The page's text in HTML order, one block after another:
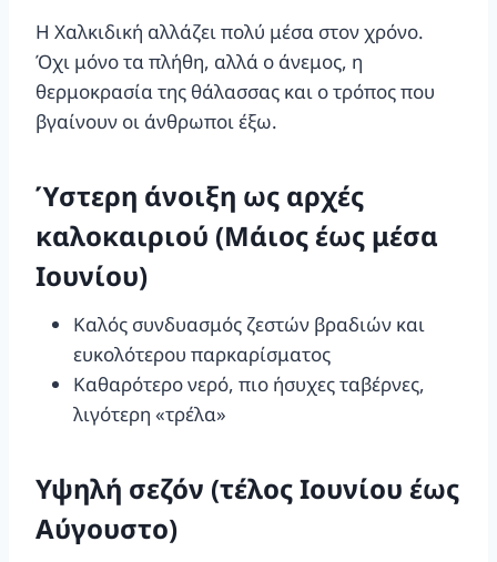
Η Χαλκιδική αλλάζει πολύ μέσα στον χρόνο.
Όχι μόνο τα πλήθη, αλλά ο άνεμος, η
θερμοκρασία της θάλασσας και ο τρόπος που
βγαίνουν οι άνθρωποι έξω.
Ύστερη άνοιξη ως αρχές
καλοκαιριού (Μάιος έως μέσα
Ιουνίου)
Καλός συνδυασμός ζεστών βραδιών και
ευκολότερου παρκαρίσματος
Καθαρότερο νερό, πιο ήσυχες ταβέρνες,
λιγότερη «τρέλα»
Υψηλή σεζόν (τέλος Ιουνίου έως
Αύγουστο)